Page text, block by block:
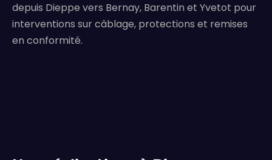
depuis Dieppe vers Bernay, Barentin et Yvetot pour
interventions sur câblage, protections et remises
en conformité.